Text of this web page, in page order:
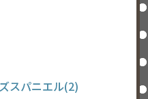
スパニエル(2)